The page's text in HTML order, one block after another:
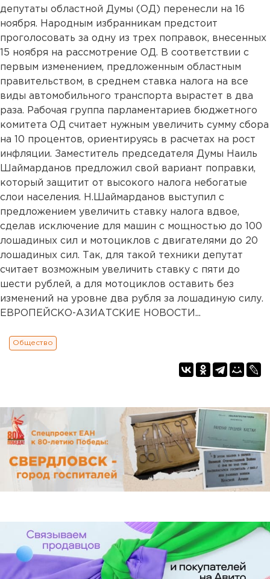
депутаты областной Думы (ОД) перенесли на 16
ноября. Народным избранникам предстоит
проголосовать за одну из трех поправок, внесенных
15 ноября на рассмотрение ОД. В соответствии с
первым изменением, предложенным областным
правительством, в среднем ставка налога на все
виды автомобильного транспорта вырастет в два
раза. Рабочая группа парламентариев бюджетного
комитета ОД считает нужным увеличить сумму сбора
на 10 процентов, ориентируясь в расчетах на рост
инфляции. Заместитель председателя Думы Наиль
Шаймарданов предложил свой вариант поправки,
который защитит от высокого налога небогатые
слои населения. Н.Шаймарданов выступил с
предложением увеличить ставку налога вдвое,
сделав исключение для машин с мощностью до 100
лошадиных сил и мотоциклов с двигателями до 20
лошадиных сил. Так, для такой техники депутат
считает возможным увеличить ставку с пяти до
шести рублей, а для мотоциклов оставить без
изменений на уровне два рубля за лошадиную силу.
ЕВРОПЕЙСКО-АЗИАТСКИЕ НОВОСТИ...
Общество